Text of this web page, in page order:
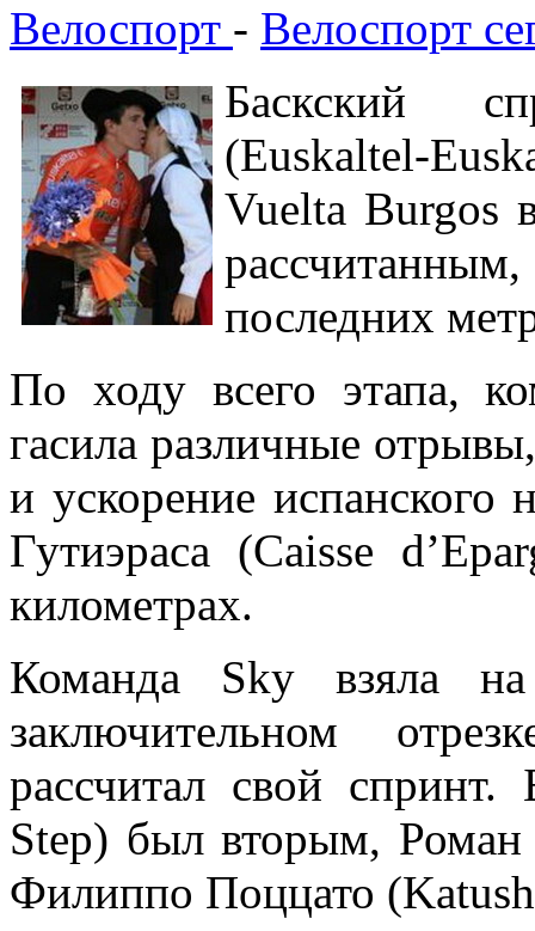
Велоспорт - Велоспорт
Баскский
(Euskaltel-
Vuelta Burgos
последних
По ходу всего этапа,
гасила различные
и ускорение испанского
Гутиэраса (Caisse
километрах.
Команда Sky взяла
заключительном
рассчитал свой
Step) был вторым,
Филиппо Поццато